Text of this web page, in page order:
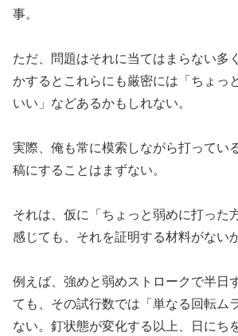
事。
ただ、問題はそれに当てはまらない多
かすると これらにも厳密には「ちょっ
いい」 などあるかもしれない。
実際、俺も常に模索しながら打ってい
稿にする ことはまずない。
それは、仮に「ちょっと弱めに打った
感じても
、それを証明する材料がない
例えば、強めと弱めストロークで半日
ても、その試行数では「単なる回転ム
ない。釘状態が変化する以上、日にち